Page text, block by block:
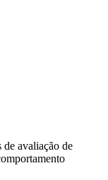
avaliação de